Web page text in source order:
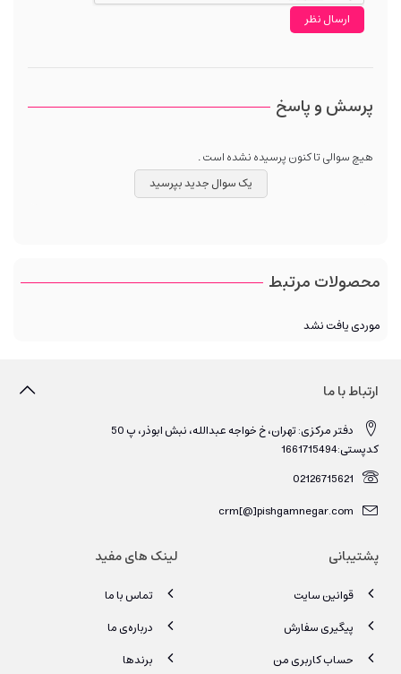
پرسش و پاسخ
هیچ سوالی تا کنون پرسیده نشده است .
یک سوال جدید بپرسید
محصولات مرتبط
موردی یافت نشد
ارتباط با ما
دفتر مرکزی: تهران، خ خواجه عبدالله، نبش ابوذر، پ 50
کدپستی:1661715494
02126715621
crm[@]pishgamnegar.com
پشتیبانی
قوانین سایت
پیگیری سفارش
حساب کاربری من
لینک های مفید
تماس با ما
درباره‌ی ما
برندها